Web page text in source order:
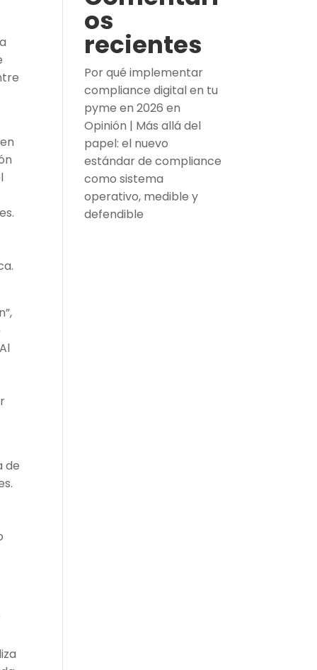
de
os
recientes
Por qué implementar
compliance digital en tu
pyme en 2026 en
Opinión | Más allá del
papel: el nuevo
estándar de compliance
como sistema
operativo, medible y
defendible